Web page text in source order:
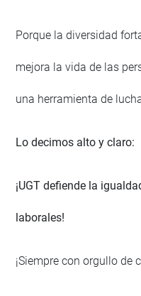
Porque la diversidad
mejora la vida de las
una herramienta de
Lo decimos alto y claro:
¡UGT defiende la
laborales!
¡Siempre con orgullo de